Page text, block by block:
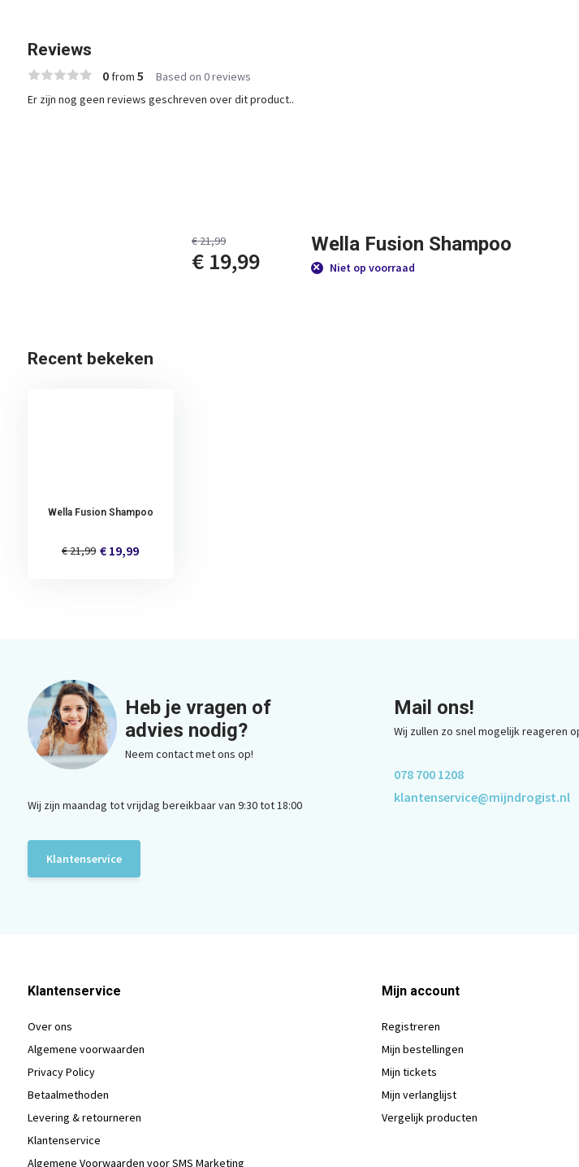
Reviews
0from 5 Based on 0 reviews
Er zijn nog geen reviews geschreven over dit product..
€ 21,99
€ 19,99
Wella Fusion Shampoo
Niet op voorraad
Recent bekeken
Wella Fusion Shampoo
€ 21,99 € 19,99
Heb je vragen of
advies nodig?
Neem contact met ons op!
Wij zijn maandag tot vrijdag bereikbaar van 9:30 tot 18:00
Klantenservice
Mail ons!
Wij zullen zo snel mogelijk reageren
078 700 1208
klantenservice@mijndrogist.nl
Klantenservice
Over ons
Algemene voorwaarden
Privacy Policy
Betaalmethoden
Levering & retourneren
Klantenservice
Algemene Voorwaarden voor SMS Marketing
Mijn account
Registreren
Mijn bestellingen
Mijn tickets
Mijn verlanglijst
Vergelijk producten